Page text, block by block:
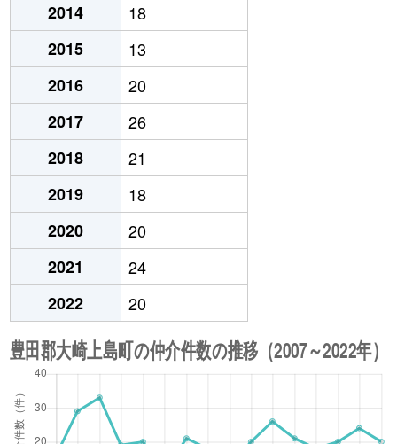
2014
18
2015
13
2016
20
2017
26
2018
21
2019
18
2020
20
2021
24
2022
20